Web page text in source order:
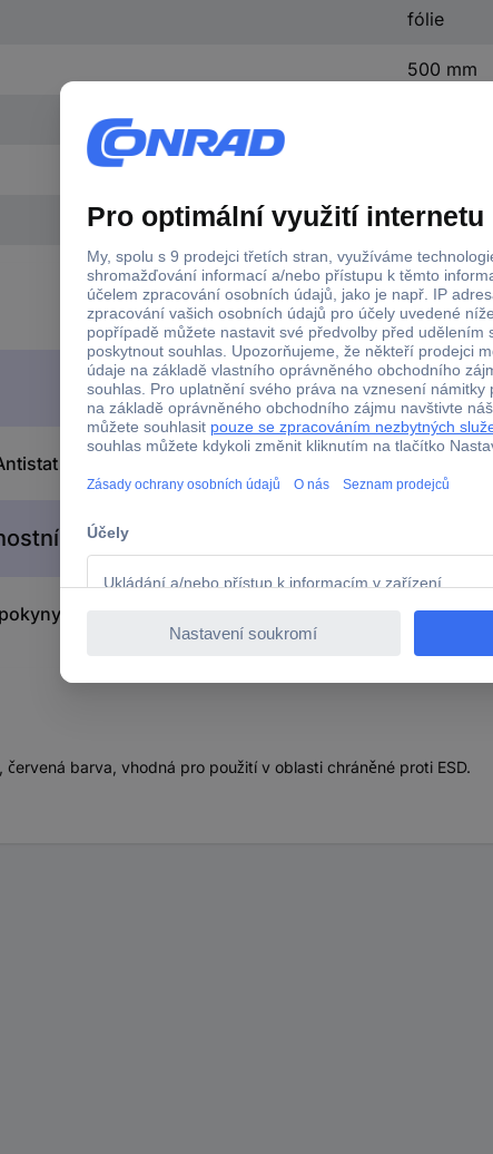
fólie
500 mm
500 mm
ESD strečová fólie fólie (d x š) 300 m x 500 mm
pokyny
2997600 Antistat ESD strečová fólie fólie (d x š)
barva, vhodná pro použití v oblasti chráněné proti ESD.